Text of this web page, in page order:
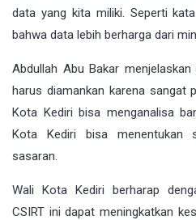
data yang kita miliki. Seperti
bahwa data lebih berharga dari
Abdullah Abu Bakar
harus diamankan karena sangat
Kota Kediri bisa menganalisa
Kota Kediri bisa menentukan
sasaran.
Wali Kota Kediri berharap
CSIRT ini dapat meningkatkan